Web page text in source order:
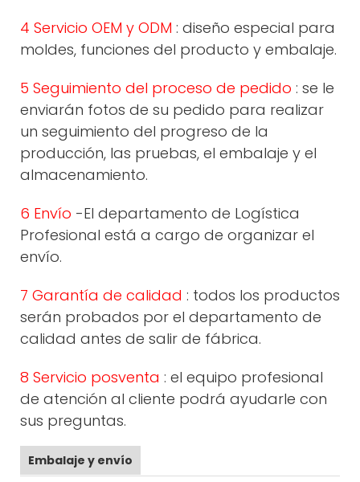
4 Servicio OEM y ODM : diseño especial para
moldes, funciones del producto y embalaje.
5 Seguimiento del proceso de pedido : se le
enviarán fotos de su pedido para realizar
un seguimiento del progreso de la
producción, las pruebas, el embalaje y el
almacenamiento.
6 Envío -El departamento de Logística
Profesional está a cargo de organizar el
envío.
7 Garantía de calidad : todos los productos
serán probados por el departamento de
calidad antes de salir de fábrica.
8 Servicio posventa : el equipo profesional
de atención al cliente podrá ayudarle con
sus preguntas.
Embalaje y envío